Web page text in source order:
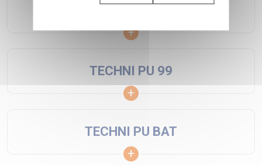
TECHNI PU 99
TECHNI PU BAT